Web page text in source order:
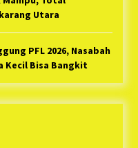
Utara
PFL 2026, Nasabah
Kecil Bisa Bangkit